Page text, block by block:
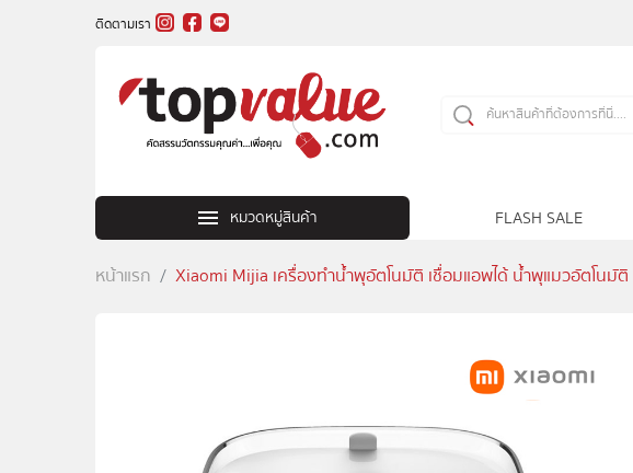
ติดตามเรา
หมวดหมู่สินค้า FLASH SALE
หน้าแรก Xiaomi Mijia เครื่องทำน้ำพุอัตโนมัติ เชื่อมแอพได้ น้ำพุแมวอัตโนมัติ